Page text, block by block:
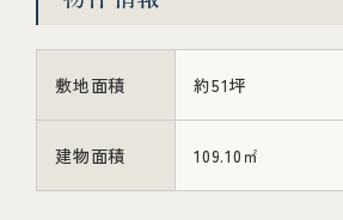
敷地面積 約51坪
建物面積 109.10㎡